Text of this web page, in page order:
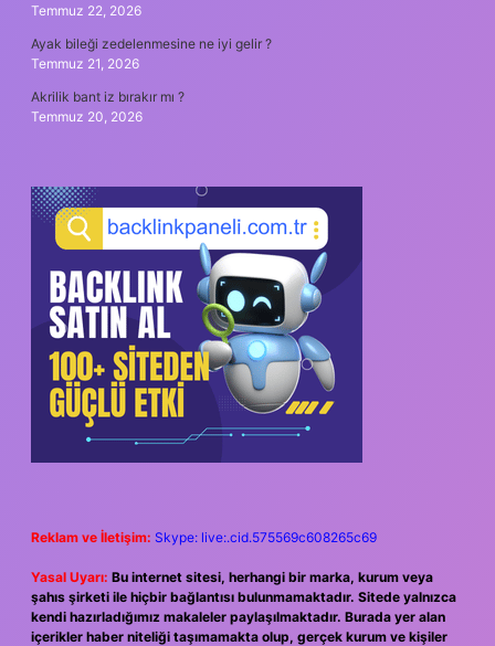
Temmuz 22, 2026
Ayak bileği zedelenmesine ne iyi gelir ?
Temmuz 21, 2026
Akrilik bant iz bırakır mı ?
Temmuz 20, 2026
Reklam ve İletişim: Skype: live:.cid.575569c608265c69
Yasal Uyarı: Bu internet sitesi, herhangi bir marka, kurum veya
şahıs şirketi ile hiçbir bağlantısı bulunmamaktadır. Sitede yalnızca
kendi hazırladığımız makaleler paylaşılmaktadır. Burada yer alan
içerikler haber niteliği taşımamakta olup, gerçek kurum ve kişiler